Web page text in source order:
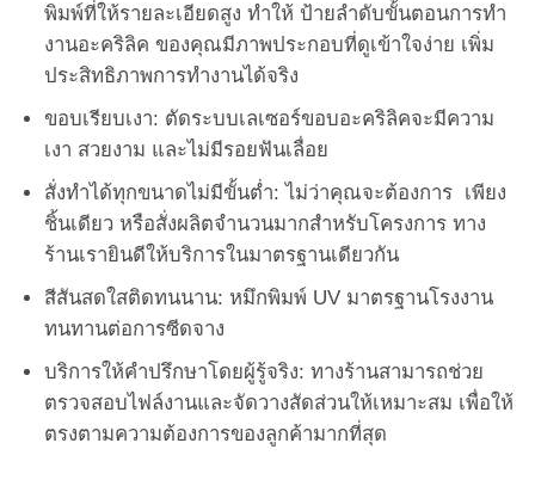
พิมพ์ที่ให้รายละเอียดสูง ทำให้ ป้ายลำดับขั้นตอนการทำ
งานอะคริลิค ของคุณมีภาพประกอบที่ดูเข้าใจง่าย เพิ่ม
ประสิทธิภาพการทำงานได้จริง
ขอบเรียบเงา: ตัดระบบเลเซอร์ขอบอะคริลิคจะมีความ
เงา สวยงาม และไม่มีรอยฟันเลื่อย
สั่งทำได้ทุกขนาดไม่มีขั้นต่ำ: ไม่ว่าคุณจะต้องการ เพียง
ชิ้นเดียว หรือสั่งผลิตจำนวนมากสำหรับโครงการ ทาง
ร้านเรายินดีให้บริการในมาตรฐานเดียวกัน
สีสันสดใสติดทนนาน: หมึกพิมพ์ UV มาตรฐานโรงงาน
ทนทานต่อการซีดจาง
บริการให้คำปรึกษาโดยผู้รู้จริง: ทางร้านสามารถช่วย
ตรวจสอบไฟล์งานและจัดวางสัดส่วนให้เหมาะสม เพื่อให้
ตรงตามความต้องการของลูกค้ามากที่สุด